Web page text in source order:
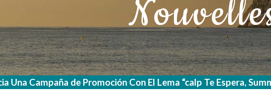
Una Campaña de Promoción Con El Lema “calp Te Espera,